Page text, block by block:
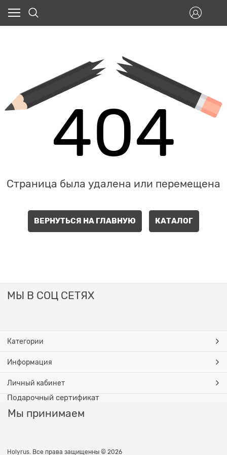
404
Страница была удалена или перемещена
ВЕРНУТЬСЯ НА ГЛАВНУЮ КАТАЛОГ
МЫ В СОЦ СЕТЯХ
Категории
Информация
Личный кабинет
Подарочный сертификат
Мы принимаем
Holyrus. Все права защищенны © 2026